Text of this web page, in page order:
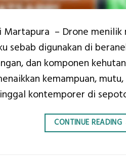
Martapura – Drone
sebab digunakan di
dan komponen
kemampuan,
kontemporer di
CONTINUE READING